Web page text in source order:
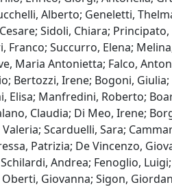
Alberto; Geneletti,
Sidoli, Chiara;
Succurro, Elena;
Maria Antonietta; Falco,
Bertozzi, Irene; Bogoni,
Elisa; Manfredini, Roberto;
Claudia; Di Meo, Irene;
Scarduelli, Sara;
Patrizia; De Vincenzo,
Andrea; Fenoglio,
Giovanna; Sigon,